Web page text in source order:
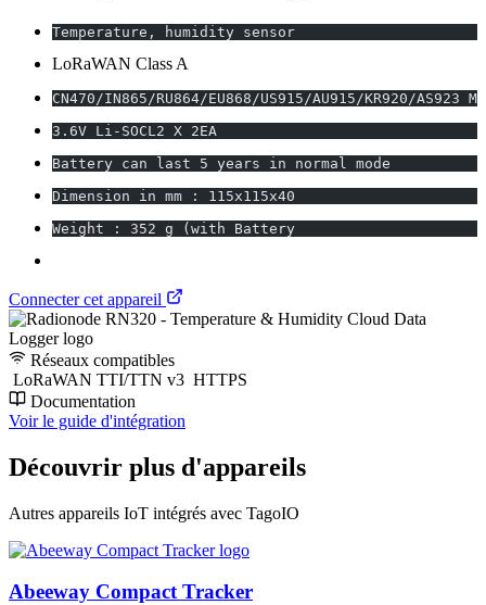
Temperature, humidity sensor
LoRaWAN Class A
CN470/IN865/RU864/EU868/US915/AU915/KR920/AS923
3.6V Li-SOCL2 X 2EA
Battery can last 5 years in normal mode
Dimension in mm : 115x115x40
Weight : 352 g (with Battery
Connecter cet appareil
Réseaux compatibles
LoRaWAN TTI/TTN v3 HTTPS
Documentation
Voir le guide d'intégration
Découvrir plus d'appareils
Autres appareils IoT intégrés avec TagoIO
Abeeway Compact Tracker